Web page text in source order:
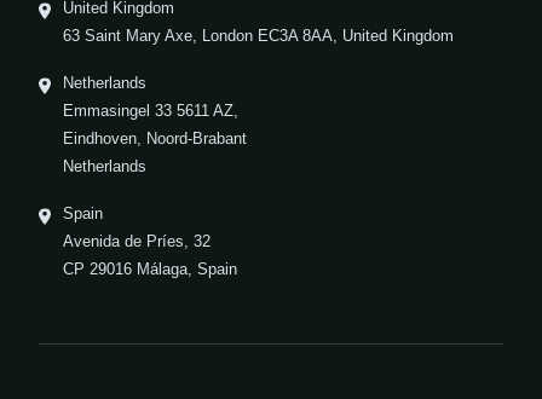
United Kingdom
63 Saint Mary Axe, London EC3A 8AA, United Kingdom
Netherlands
Emmasingel 33 5611 AZ,
Eindhoven, Noord-Brabant
Netherlands
Spain
Avenida de Príes, 32
CP 29016 Málaga, Spain